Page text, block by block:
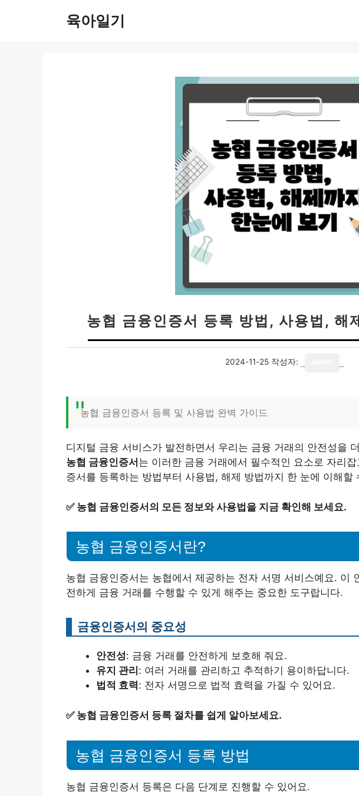
육아일기
농협 금융인증서 등록 방법, 사용법, 해
2024-11-25 작성자:
농협 금융인증서 등록 및 사용법 완벽 가이드
디지털 금융 서비스가 발전하면서 우리는 금융 거래의 안전성을
농협 금융인증서 는 이러한 금융 거래에서 필수적인 요소로 자리
증서를 등록하는 방법부터 사용법, 해제 방법까지 한 눈에 이해할
✅ 농협 금융인증서의 모든 정보와 사용법을 지금 확인해 보세요.
농협 금융인증서란?
농협 금융인증서는 농협에서 제공하는 전자 서명 서비스예요. 이
전하게 금융 거래를 수행할 수 있게 해주는 중요한 도구랍니다.
금융인증서의 중요성
안전성: 금융 거래를 안전하게 보호해 줘요.
유지 관리 : 여러 거래를 관리하고 추적하기 용이하답니다.
법적 효력: 전자 서명으로 법적 효력을 가질 수 있어요.
✅ 농협 금융인증서 등록 절차를 쉽게 알아보세요.
농협 금융인증서 등록 방법
농협 금융인증서 등록은 다음 단계로 진행할 수 있어요.